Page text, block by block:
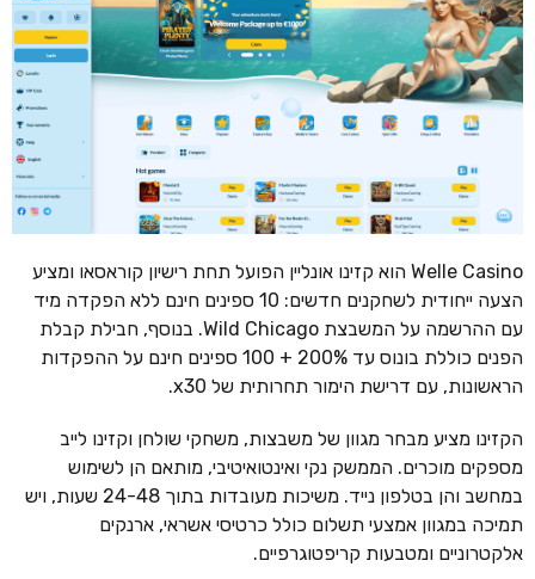
Welle Casino הוא קזינו אונליין הפועל תחת רישיון קוראסאו ומציע
הצעה ייחודית לשחקנים חדשים: 10 ספינים חינם ללא הפקדה מיד
עם ההרשמה על המשבצת Wild Chicago. בנוסף, חבילת קבלת
הפנים כוללת בונוס עד 200% + 100 ספינים חינם על ההפקדות
הראשונות, עם דרישת הימור תחרותית של x30.
הקזינו מציע מבחר מגוון של משבצות, משחקי שולחן וקזינו לייב
מספקים מוכרים. הממשק נקי ואינטואיטיבי, מותאם הן לשימוש
במחשב והן בטלפון נייד. משיכות מעובדות בתוך 24-48 שעות, ויש
תמיכה במגוון אמצעי תשלום כולל כרטיסי אשראי, ארנקים
אלקטרוניים ומטבעות קריפטוגרפיים.